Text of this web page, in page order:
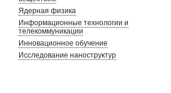
Ядерная физика
Информационные технологии и
телекоммуникации
Инновационное обучение
Исследование наноструктур